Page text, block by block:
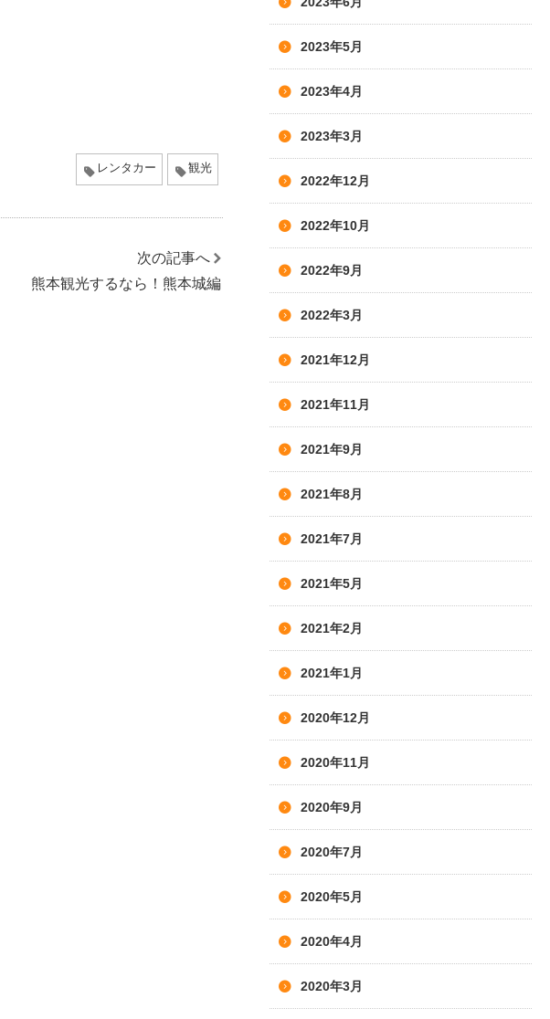
レンタカー 観光
次の記事へ
熊本観光するなら！熊本城編
2023年5月
2023年4月
2023年3月
2022年12月
2022年10月
2022年9月
2022年3月
2021年12月
2021年11月
2021年9月
2021年8月
2021年7月
2021年5月
2021年2月
2021年1月
2020年12月
2020年11月
2020年9月
2020年7月
2020年5月
2020年4月
2020年3月